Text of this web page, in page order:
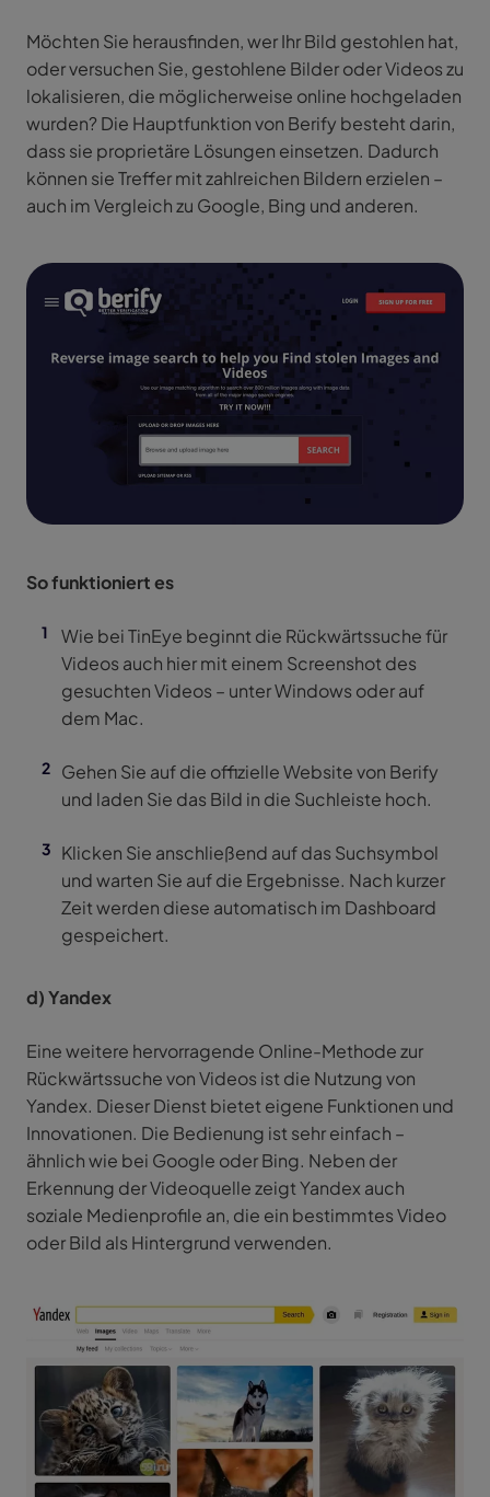
Möchten Sie herausfinden, wer Ihr Bild gestohlen hat,
oder versuchen Sie, gestohlene Bilder oder Videos zu
lokalisieren, die möglicherweise online hochgeladen
wurden? Die Hauptfunktion von Berify besteht darin,
dass sie proprietäre Lösungen einsetzen. Dadurch
können sie Treffer mit zahlreichen Bildern erzielen –
auch im Vergleich zu Google, Bing und anderen.
So funktioniert es
Wie bei TinEye beginnt die Rückwärtssuche für
Videos auch hier mit einem Screenshot des
gesuchten Videos – unter Windows oder auf
dem Mac.
Gehen Sie auf die offizielle Website von Berify
und laden Sie das Bild in die Suchleiste hoch.
Klicken Sie anschließend auf das Suchsymbol
und warten Sie auf die Ergebnisse. Nach kurzer
Zeit werden diese automatisch im Dashboard
gespeichert.
d) Yandex
Eine weitere hervorragende Online-Methode zur
Rückwärtssuche von Videos ist die Nutzung von
Yandex. Dieser Dienst bietet eigene Funktionen und
Innovationen. Die Bedienung ist sehr einfach –
ähnlich wie bei Google oder Bing. Neben der
Erkennung der Videoquelle zeigt Yandex auch
soziale Medienprofile an, die ein bestimmtes Video
oder Bild als Hintergrund verwenden.